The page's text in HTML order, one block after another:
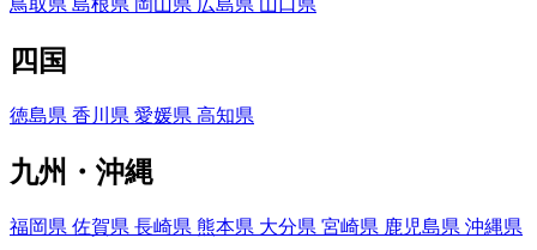
鳥取県 島根県 岡山県 広島県 山口県
四国
徳島県 香川県 愛媛県 高知県
九州・沖縄
福岡県 佐賀県 長崎県 熊本県 大分県 宮崎県 鹿児島県 沖縄県